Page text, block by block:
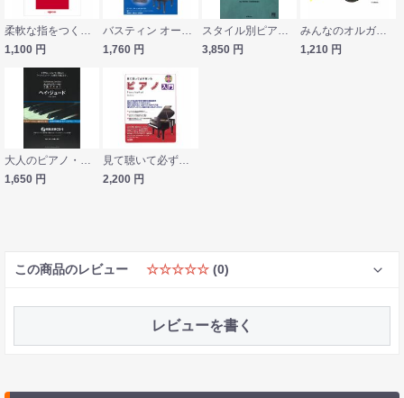
1,100 円
1,760 円
3,850 円
1,210 円
1,650 円
2,200 円
この商品のレビュー ☆☆☆☆☆ (0)
レビューを書く